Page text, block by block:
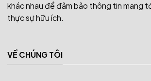
khác nhau để đảm bảo thông tin mang
thực sự hữu ích.
VỀ CHÚNG TÔI